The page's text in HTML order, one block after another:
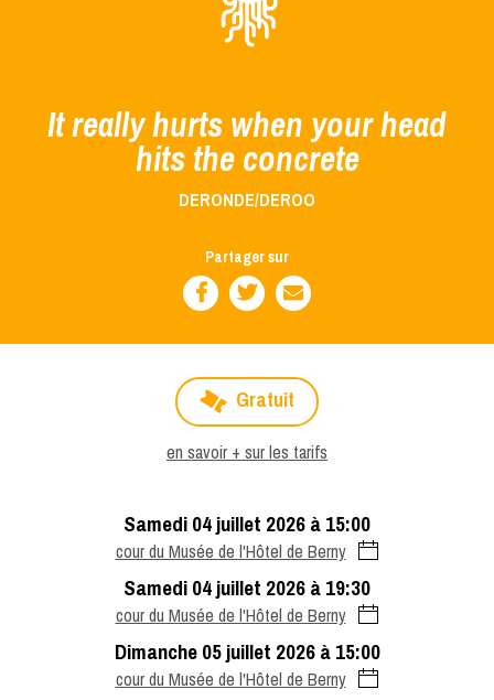
It really hurts when your head
hits the concrete
DERONDE/DEROO
Partager sur
Gratuit
en savoir + sur les tarifs
samedi 04 juillet 2026 à 15:00
cour du Musée de l'Hôtel de Berny
samedi 04 juillet 2026 à 19:30
cour du Musée de l'Hôtel de Berny
dimanche 05 juillet 2026 à 15:00
cour du Musée de l'Hôtel de Berny